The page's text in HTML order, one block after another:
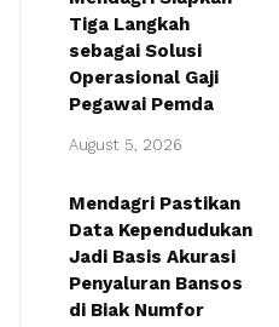
Tiga Langkah
sebagai Solusi
Operasional Gaji
Pegawai Pemda
August 5, 2026
Mendagri Pastikan
Data Kependudukan
Jadi Basis Akurasi
Penyaluran Bansos
di Biak Numfor